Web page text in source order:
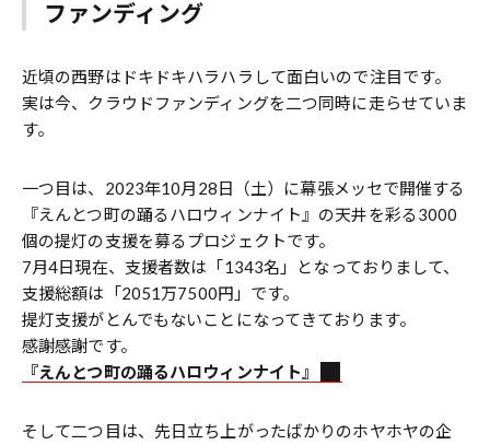
ファンディング
近頃の西野はドキドキハラハラして面白いので注目です。
実は今、クラウドファンディングを二つ同時に走らせていま
す。
一つ目は、2023年10月28日（土）に幕張メッセで開催する
『えんとつ町の踊るハロウィンナイト』の天井を彩る3000
個の提灯の支援を募るプロジェクトです。
7月4日現在、支援者数は「1343名」となっておりまして、
支援総額は「2051万7500円」です。
提灯支援がとんでもないことになってきております。
感謝感謝です。
『えんとつ町の踊るハロウィンナイト』
そして二つ目は、先日立ち上がったばかりのホヤホヤの企